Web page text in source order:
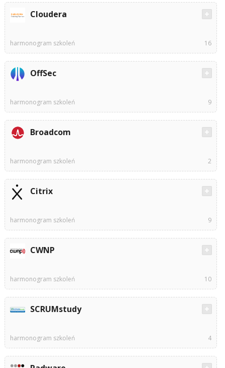
Cloudera
harmonogram szkoleń 16
OffSec
harmonogram szkoleń 9
Broadcom
harmonogram szkoleń 2
Citrix
harmonogram szkoleń 9
CWNP
harmonogram szkoleń 10
SCRUMstudy
harmonogram szkoleń 4